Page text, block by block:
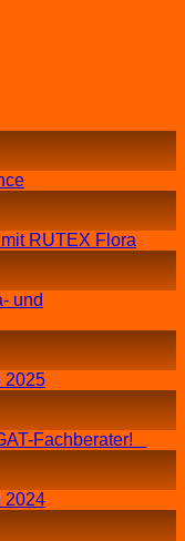
RUTEX Flora
und
2025
Fachberater!
2024